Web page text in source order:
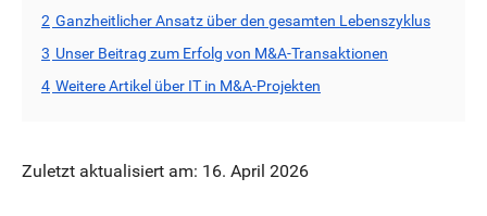
2 Ganzheitlicher Ansatz über den gesamten Lebenszyklus
3 Unser Beitrag zum Erfolg von M&A-Transaktionen
4 Weitere Artikel über IT in M&A-Projekten
Zuletzt aktualisiert am: 16. April 2026